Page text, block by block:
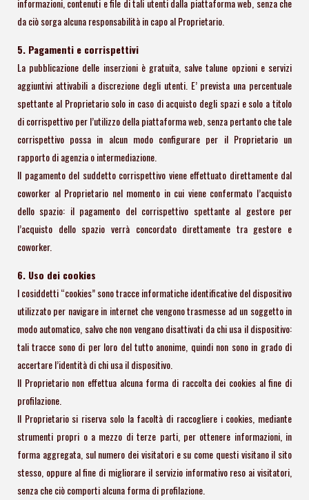
informazioni, contenuti e file di tali utenti dalla piattaforma web, senza che
da ciò sorga alcuna responsabilità in capo al Proprietario.
5. Pagamenti e corrispettivi
La pubblicazione delle inserzioni è gratuita, salve talune opzioni e servizi
aggiuntivi attivabili a discrezione degli utenti. E’ prevista una percentuale
spettante al Proprietario solo in caso di acquisto degli spazi e solo a titolo
di corrispettivo per l’utilizzo della piattaforma web, senza pertanto che tale
corrispettivo possa in alcun modo configurare per il Proprietario un
rapporto di agenzia o intermediazione.
Il pagamento del suddetto corrispettivo viene effettuato direttamente dal
coworker al Proprietario nel momento in cui viene confermato l’acquisto
dello spazio: il pagamento del corrispettivo spettante al gestore per
l’acquisto dello spazio verrà concordato direttamente tra gestore e
coworker.
6. Uso dei cookies
I cosiddetti “cookies” sono tracce informatiche identificative del dispositivo
utilizzato per navigare in internet che vengono trasmesse ad un soggetto in
modo automatico, salvo che non vengano disattivati da chi usa il dispositivo:
tali tracce sono di per loro del tutto anonime, quindi non sono in grado di
accertare l’identità di chi usa il dispositivo.
Il Proprietario non effettua alcuna forma di raccolta dei cookies al fine di
profilazione.
Il Proprietario si riserva solo la facoltà di raccogliere i cookies, mediante
strumenti propri o a mezzo di terze parti, per ottenere informazioni, in
forma aggregata, sul numero dei visitatori e su come questi visitano il sito
stesso, oppure al fine di migliorare il servizio informativo reso ai visitatori,
senza che ciò comporti alcuna forma di profilazione.